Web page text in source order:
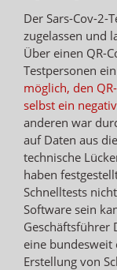
Der Sars-Cov-2-
zugelassen und
Über einen QR-
Testpersonen
möglich, den
selbst ein
anderen war
auf Daten aus
technische
haben
Schnelltests
Software sein
Geschäftsführer
eine bundesweit
Erstellung von